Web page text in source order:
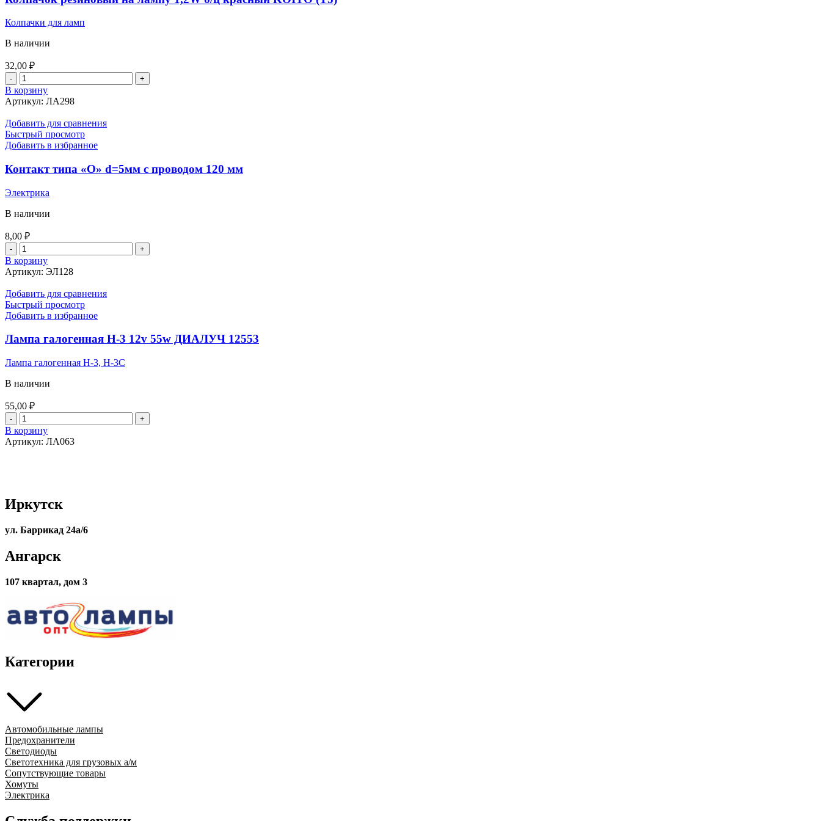
Колпачки для ламп
В наличии
32,00 ₽
Количество
товара
Колпачок
резиновый
на
лампу
1,2W
красный
(T5)
В корзину
Артикул: ЛА298
Добавить для сравнения
Быстрый просмотр
Добавить в избранное
Контакт типа «О» d=5мм с проводом 120 мм
Электрика
В наличии
8,00 ₽
Количество
товара
Контакт
типа
"О"
d=5мм
с
120
мм
В корзину
Артикул: ЭЛ128
Добавить для сравнения
Быстрый просмотр
Добавить в избранное
Лампа галогенная Н-3 12v 55w ДИАЛУЧ 12553
Лампа галогенная Н-3, Н-3С
В наличии
55,00 ₽
Количество
товара
Лампа
галогенная
12553
В корзину
Артикул: ЛА063
Иркутск
ул. Баррикад 24а/6
Ангарск
107 квартал, дом 3
Категории
Автомобильные лампы
Предохранители
Светодиоды
Светотехника для грузовых а/м
Сопутствующие товары
Хомуты
Электрика